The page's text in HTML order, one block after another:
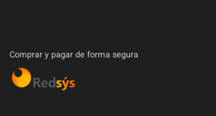
Comprar y pagar de forma segura